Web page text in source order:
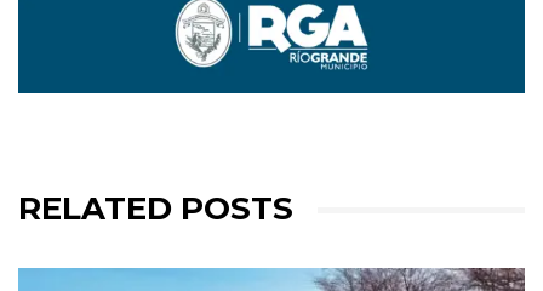
RELATED POSTS